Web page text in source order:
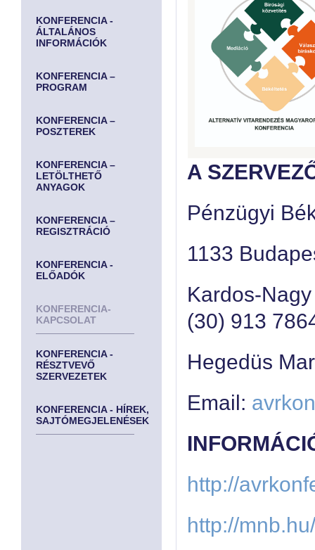
KONFERENCIA -
ÁLTALÁNOS
INFORMÁCIÓK
KONFERENCIA –
PROGRAM
KONFERENCIA –
POSZTEREK
KONFERENCIA –
LETÖLTHETŐ
ANYAGOK
KONFERENCIA –
REGISZTRÁCIÓ
KONFERENCIA -
ELŐADÓK
KONFERENCIA-
KAPCSOLAT
KONFERENCIA -
RÉSZTVEVŐ
SZERVEZETEK
KONFERENCIA - HÍREK,
SAJTÓMEGJELENÉSEK
A
Pénzügyi
1133
Kardos-
(30) 913
Hegedüs
Email:
http://
http://